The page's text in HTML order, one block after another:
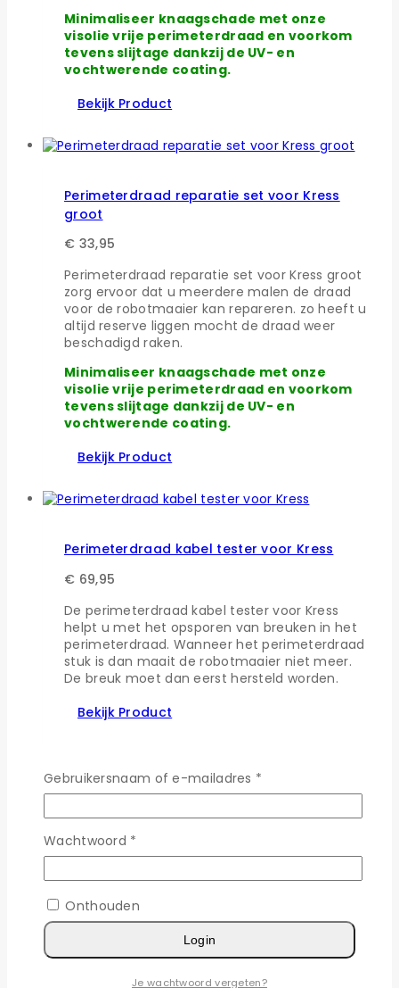
Minimaliseer knaagschade met onze
visolie vrije perimeterdraad en voorkom
tevens slijtage dankzij de UV- en
vochtwerende coating.
Bekijk Product
Perimeterdraad reparatie set voor Kress
groot
€ 33,95
Perimeterdraad reparatie set voor Kress groot
zorg ervoor dat u meerdere malen de draad
voor de robotmaaier kan repareren. zo heeft u
altijd reserve liggen mocht de draad weer
beschadigd raken.
Minimaliseer knaagschade met onze
visolie vrije perimeterdraad en voorkom
tevens slijtage dankzij de UV- en
vochtwerende coating.
Bekijk Product
Perimeterdraad kabel tester voor Kress
€ 69,95
De perimeterdraad kabel tester voor Kress
helpt u met het opsporen van breuken in het
perimeterdraad. Wanneer het perimeterdraad
stuk is dan maait de robotmaaier niet meer.
De breuk moet dan eerst hersteld worden.
Bekijk Product
€ 249,95
vindt u gemakkelijk en snel kabelbreuken in het
perimeterdraad, zelfs als de kabel nog
ingegraven is. U hoeft de draad niet eerst
helemaal uit te graven, wat met de simpele
perimeterdraad kabel testers wel het geval is.
De perimeterdraad tester is geconfigureerd
Gebruikersnaam of e-mailadres *
Wachtwoord *
Onthouden
Login
Je wachtwoord vergeten?